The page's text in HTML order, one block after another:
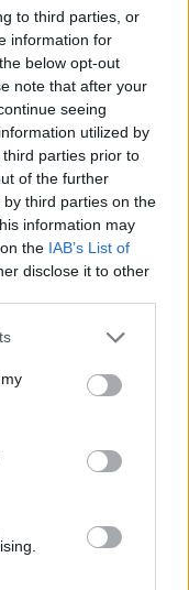
to third parties, or
information for
below opt-out
note that after your
seeing
utilized by
parties prior to
of the further
third parties on the
information may
the IAB’s List of
disclose it to other
or more Google
You may click to
third-party tags to
in below Google
άνθρωποι δεν
μόνιμα
σημάδι
συνήθεια.
φορές είναι
ανησυχίας ή
τον οποίο το